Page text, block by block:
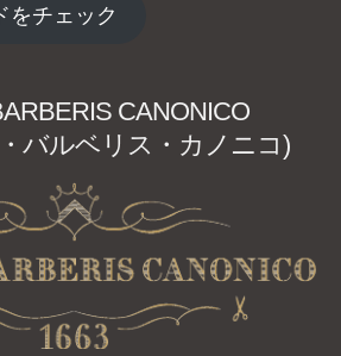
をチェック
CANONICO
バルベリス・カノニコ)